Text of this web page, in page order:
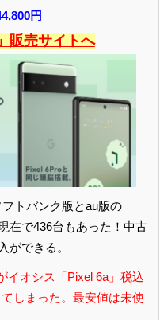
円
販売サイトへ
トバンク版とau版の
在で436台もあった！中古
ができる。
イオシス「Pixel 6a」税込
しまった。最安値は未使